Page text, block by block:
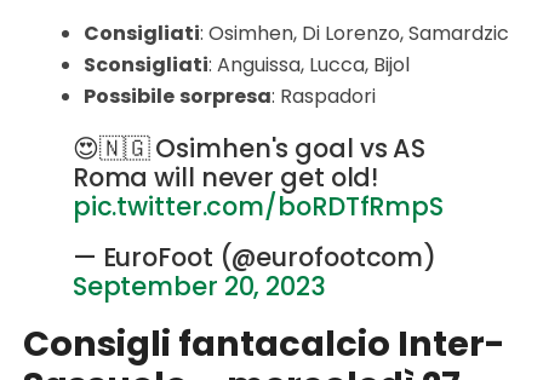
Consigliati: Osimhen, Di Lorenzo, Samardzic
Sconsigliati: Anguissa, Lucca, Bijol
Possibile sorpresa: Raspadori
😍🇳🇬 Osimhen's goal vs AS
Roma will never get old!
pic.twitter.com/boRDTfRmpS
— EuroFoot (@eurofootcom)
September 20, 2023
Consigli fantacalcio Inter-